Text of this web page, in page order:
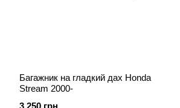
Багажник на гладкий дах Honda
Stream 2000-